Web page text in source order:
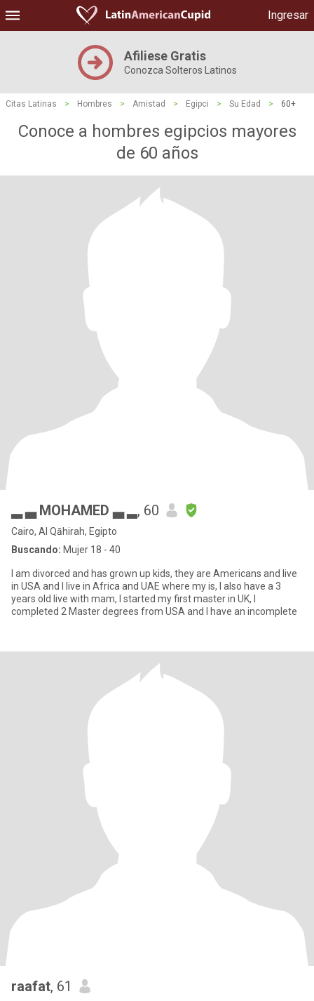
Ingresar
Afiliese Gratis
Conozca Solteros Latinos
Citas Latinas > Hombres > Amistad > Egipci > Su Edad > 60+
Conoce a hombres egipcios mayores
de 60 años
▂ ▃ MOHAMED ▃ ▂, 60
Cairo, Al Qāhirah, Egipto
Buscando: Mujer 18 - 40
I am divorced and has grown up kids, they are Americans and live
in USA and I live in Africa and UAE where my is, I also have a 3
years old live with mam, I started my first master in UK, I
completed 2 Master degrees from USA and I have an incomplete
raafat, 61